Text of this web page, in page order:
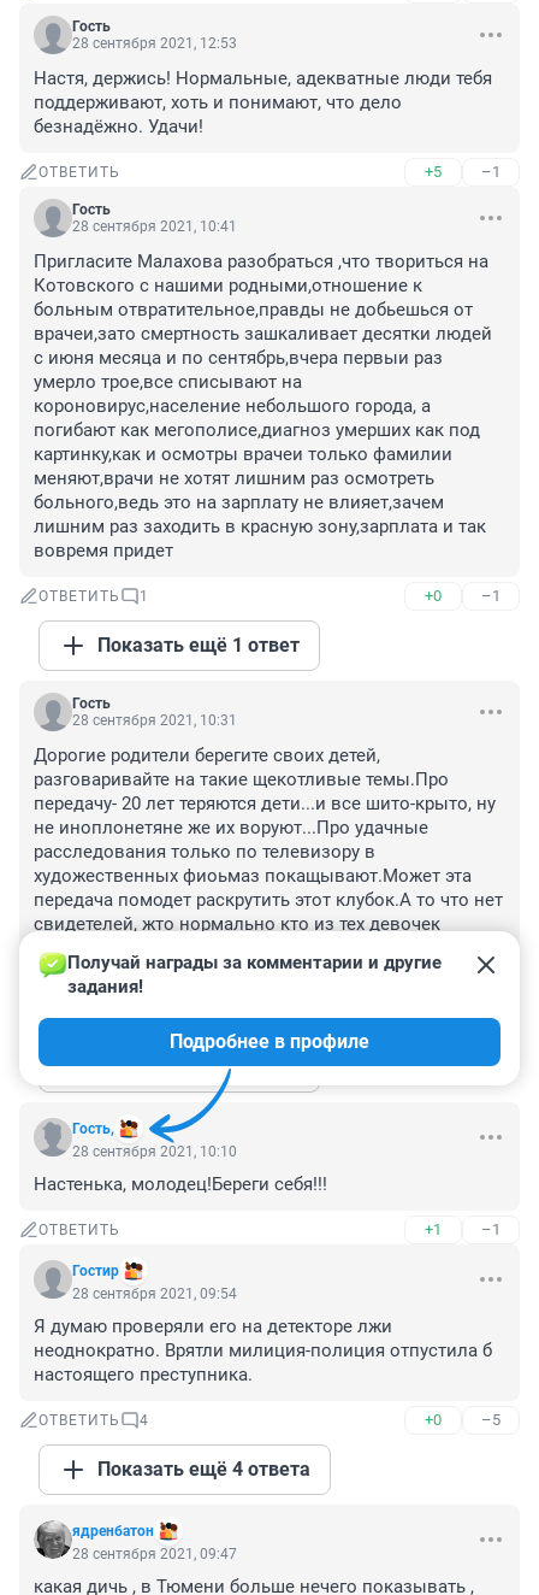
Гость
28 сентября 2021, 12:53
Настя, держись! Нормальные, адекватные люди тебя
поддерживают, хоть и понимают, что дело
безнадёжно. Удачи!
ОТВЕТИТЬ +5 –1
Гость
28 сентября 2021, 10:41
Пригласите Малахова разобраться ,что твориться на
Котовского с нашими родными,отношение к
больным отвратительное,правды не добьешься от
врачеи,зато смертность зашкаливает десятки людей
с июня месяца и по сентябрь,вчера первыи раз
умерло трое,все списывают на
короновирус,население небольшого города, а
погибают как мегополисе,диагноз умерших как под
картинку,как и осмотры врачеи только фамилии
меняют,врачи не хотят лишним раз осмотреть
больного,ведь это на зарплату не влияет,зачем
лишним раз заходить в красную зону,зарплата и так
вовремя придет
ОТВЕТИТЬ 1 +0 –1
Показать ещё 1 ответ
Гость
28 сентября 2021, 10:31
Дорогие родители берегите своих детей,
разговаривайте на такие щекотливые темы.Про
передачу- 20 лет теряются дети...и все шито-крыто, ну
не иноплонетяне же их воруют...Про удачные
расследования только по телевизору в
художественных фиоьмаз покащывают.Может эта
передача помодет раскрутить этот клубок.А то что нет
свидетелей, жто нормально кто из тех девочек
захочет вспоминать эту грязь, у них наверно уже свои
дети есть.
ОТВЕТИТЬ 1 +2 –1
Показать ещё 1 ответ
Гость,
Получай награды за комментарии и другие
задания!
Подробнее в профиле
28 сентября 2021, 10:10
Настенька, молодец!Береги себя!!!
ОТВЕТИТЬ +1 –1
Гостир
28 сентября 2021, 09:54
Я думаю проверяли его на детекторе лжи
неоднократно. Врятли милиция-полиция отпустила б
настоящего преступника.
ОТВЕТИТЬ 4 +0 –5
Показать ещё 4 ответа
ядренбатон
28 сентября 2021, 09:47
какая дичь , в Тюмени больше нечего показывать ,